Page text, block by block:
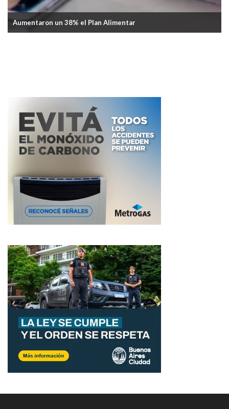
Defineron el precio base para garrafas